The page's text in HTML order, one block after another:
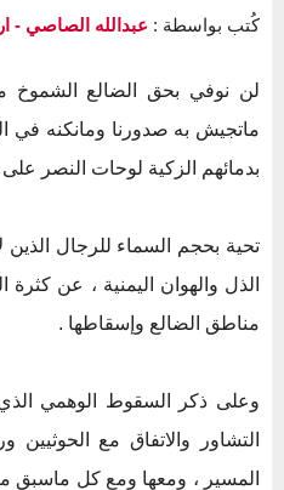
كُتب بواسطة : عبدالله الصاصي -
لن نوفي بحق الضالع الشموخ
ماتجيش به صدورنا ومانكنه في
بدمائهم الزكية لوحات النصر
تحية بحجم السماء للرجال
الذل والهوان اليمنية ، عن
مناطق الضالع وإسقاطها .
وعلى ذكر السقوط الوهمي
التشاور والاتفاق مع
المسير ، ومعها ومع كل ماسبق